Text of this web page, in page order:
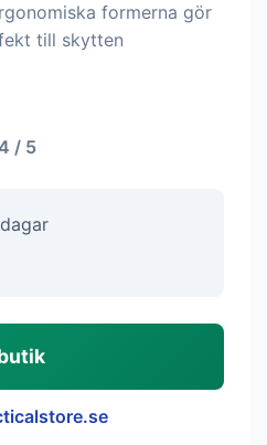
formerna gör
till skytten
/ 5